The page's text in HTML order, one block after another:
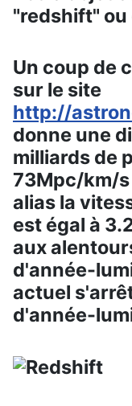
"redshift" ou
Un coup de
sur le site
http://
donne une
milliards de
73Mpc/km/
alias la
est égal à
aux
d'année-
actuel
d'année-